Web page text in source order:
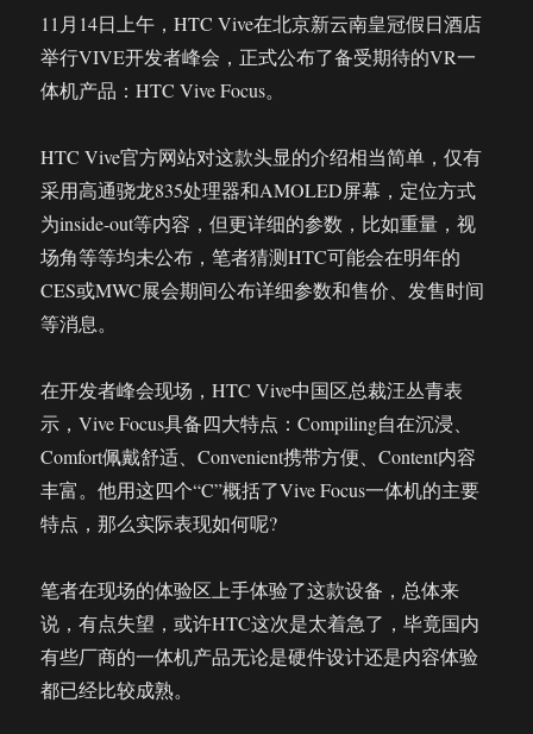
VR
方
面
的
已
完
今
年
是
极
观
一
年
11月14日上午，HTC Vive在北京新云南皇冠假日酒店
举行VIVE开发者峰会，正式公布了备受期待的VR一
体机产品：HTC Vive Focus。
HTC Vive官方网站对这款头显的介绍相当简单，仅有
采用高通骁龙835处理器和AMOLED屏幕，定位方式
为inside-out等内容，但更详细的参数，比如重量，视
场角等等均未公布，笔者猜测HTC可能会在明年的
CES或MWC展会期间公布详细参数和售价、发售时间
等消息。
在开发者峰会现场，HTC Vive中国区总裁汪丛青表
示，Vive Focus具备四大特点：Compiling自在沉浸、
Comfort佩戴舒适、Convenient携带方便、Content内容
丰富。他用这四个“C”概括了Vive Focus一体机的主要
特点，那么实际表现如何呢?
笔者在现场的体验区上手体验了这款设备，总体来
说，有点失望，或许HTC这次是太着急了，毕竟国内
有些厂商的一体机产品无论是硬件设计还是内容体验
都已经比较成熟。